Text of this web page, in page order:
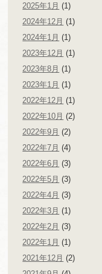
2025年1月 (1)
2024年12月 (1)
2024年1月 (1)
2023年12月 (1)
2023年8月 (1)
2023年1月 (1)
2022年12月 (1)
2022年10月 (2)
2022年9月 (2)
2022年7月 (4)
2022年6月 (3)
2022年5月 (3)
2022年4月 (3)
2022年3月 (1)
2022年2月 (3)
2022年1月 (1)
2021年12月 (2)